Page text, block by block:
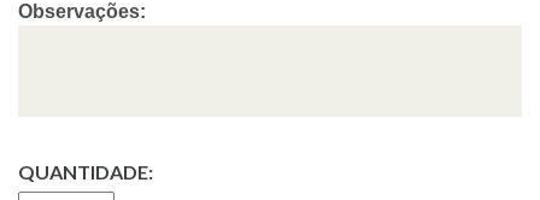
Observações:
QUANTIDADE: